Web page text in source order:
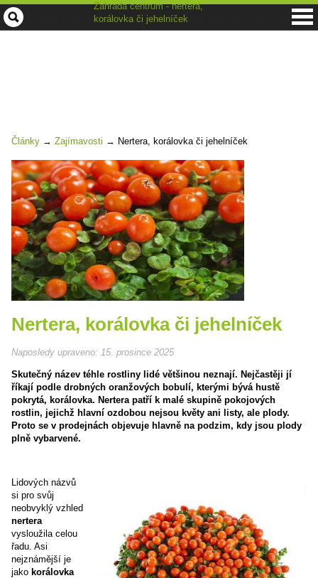
Zahrada centrum - nertera,
korálovka či jehelníček
Články → Zajímavosti → Nertera, korálovka či jehelníček
Nertera, korálovka či jehelníček
Naposledy upraveno: 15. prosince 2025
Skutečný název téhle rostliny lidé většinou neznají. Nejčastěji jí
říkají podle drobných oranžových bobulí, kterými bývá hustě
pokrytá, korálovka. Nertera patří k malé skupině pokojových
rostlin, jejichž hlavní ozdobou nejsou květy ani listy, ale plody.
Proto se v prodejnách objevuje hlavně na podzim, kdy jsou plody
plně vybarvené.
Lidových názvů
si pro svůj
neobvyklý vzhled
nertera
vysloužila celou
řadu. Asi
nejznámější je
jako korálovka